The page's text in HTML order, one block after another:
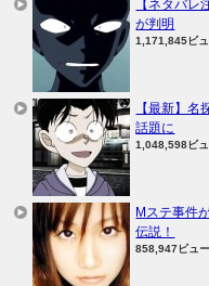
【ネタバ
が判明
1,171,845ビ
【最新】
話題に
1,048,598ビ
Mステ事件
伝説！
858,947ビュー